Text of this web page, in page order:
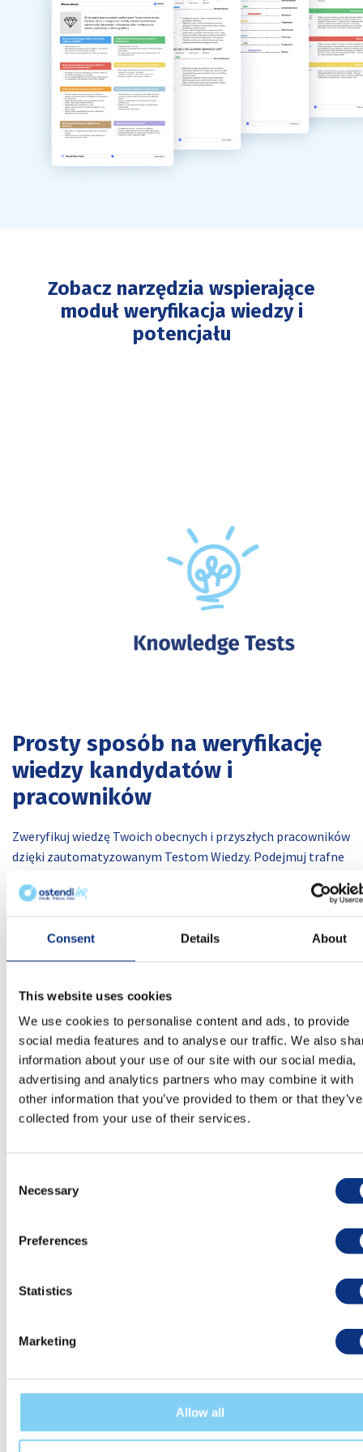
Consent Details About
This website uses cookies
We use cookies to personalise content and ads, to provide
social media features and to analyse our traffic. We also
information about your use of our site with our social media,
advertising and analytics partners who may combine it with
other information that you’ve provided to them or that they’ve
collected from your use of their services.
Selection
Necessary
Preferences
Statistics
Marketing
Allow all
Zobacz narzędzia wspierające
moduł weryfikacja wiedzy i
potencjału
Prosty sposób na weryfikację
wiedzy kandydatów i
pracowników
Zweryfikuj wiedzę Twoich obecnych i przyszłych pracowników
dzięki zautomatyzowanym Testom Wiedzy. Podejmuj trafne
poprzez automatyzację tego procesu.
Czytaj więcej
Sprawdź umiejętności Twoich
pracowników niezależne od
doświadczenia
zachowają się Twoi pracownicy w obliczu zmian? Zdolności
takie jak szybkość uczenia się, analiza i synteza danych to
bardzo cenne umiejętności przydatne w codziennym